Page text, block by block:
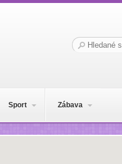
Hledat:
Sport Zábava